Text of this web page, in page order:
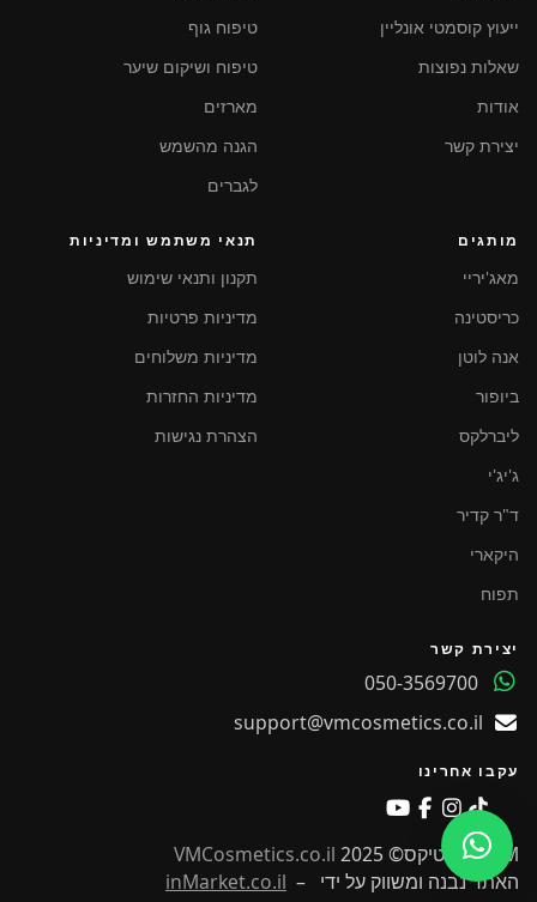
ייעוץ קוסמטי אונליין
שאלות נפוצות
אודות
יצירת קשר
טיפוח גוף
טיפוח ושיקום שיער
מארזים
הגנה מהשמש
לגברים
מותגים
מאג'יריי
כריסטינה
אנה לוטן
ביופור
ליברלקס
ג'יג'י
ד"ר קדיר
היקארי
תפוח
תנאי משתמש ומדיניות
תקנון ותנאי שימוש
מדיניות פרטיות
מדיניות משלוחים
מדיניות החזרות
הצהרת נגישות
יצירת קשר
support@vmcosmetics.co.il
עקבו אחרינו
VM קוסמטיקס© 2025
VMCosmetics.co.il
האתר נבנה ומשווק על ידי – inMarket.co.il